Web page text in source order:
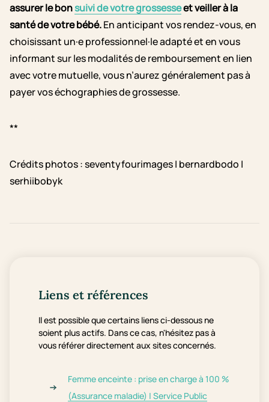
assurer le bonsuivi de votre grossesseet veiller à la
santé de votre bébé.En anticipant vos rendez-vous, en
choisissant un·e professionnel·le adapté et en vous
informant sur les modalités de remboursement en lien
avec votre mutuelle, vous n’aurez généralement pas à
payer vos échographies de grossesse.
**
Crédits photos : seventyfourimages | bernardbodo |
serhiibobyk
Liens et références
Il est possible que certains liens ci-dessous ne
soient plus actifs. Dans ce cas, n'hésitez pas à
vous référer directement aux sites concernés.
Femme enceinte : prise en charge à 100 %
(Assurance maladie) | Service Public